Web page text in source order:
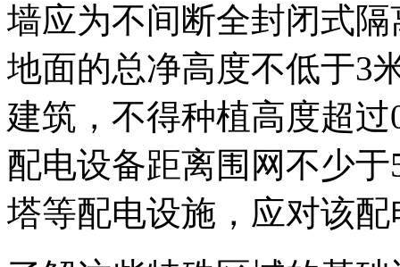
墙应为不间断全封闭式
地面的总净高度不低于3
建筑，不得种植高度超
配电设备距离围网不少
塔等配电设施，应对该